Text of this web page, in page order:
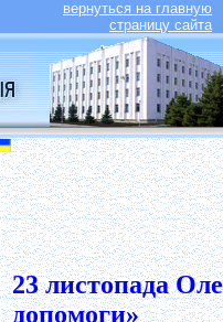
вернуться на главную
страницу сайта
23 листопада
допомоги»